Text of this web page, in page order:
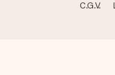
C.G.V.